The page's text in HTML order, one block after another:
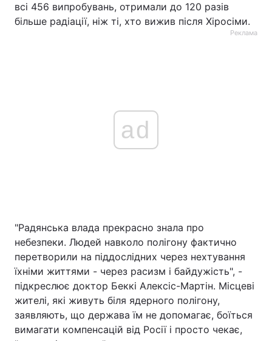
всі 456 випробувань, отримали до 120 разів
більше радіації, ніж ті, хто вижив після Хіросіми.
Реклама
ad
"Радянська влада прекрасно знала про
небезпеки. Людей навколо полігону фактично
перетворили на піддослідних через нехтування
їхніми життями - через расизм і байдужість", -
підкреслює доктор Беккі Алексіс-Мартін. Місцеві
жителі, які живуть біля ядерного полігону,
заявляють, що держава їм не допомагає, боїться
вимагати компенсацій від Росії і просто чекає,